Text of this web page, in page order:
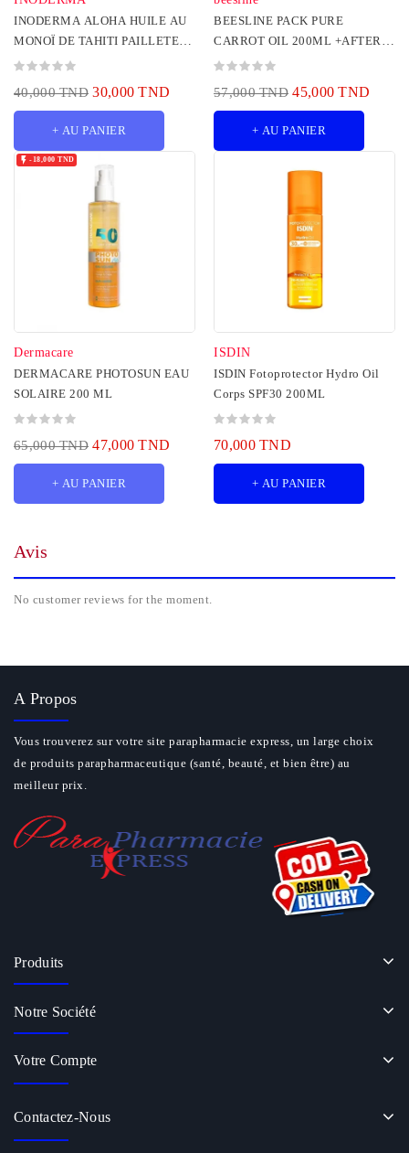
INODERMA ALOHA HUILE AU
MONOÏ DE TAHITI PAILLETEE
GOLD SPRAY 150ML
40,000 TND 30,000 TND
+ AU PANIER
BEESLINE PACK PURE
CARROT OIL 200ML +AFTER
SUN 200ML OFFERT
57,000 TND 45,000 TND
+ AU PANIER
-18,000 TND
Dermacare
DERMACARE PHOTOSUN EAU
SOLAIRE 200 ML
65,000 TND 47,000 TND
+ AU PANIER
ISDIN
ISDIN Fotoprotector Hydro Oil
Corps SPF30 200ML
70,000 TND
+ AU PANIER
Avis
No customer reviews for the moment.
A Propos
Vous trouverez sur votre site parapharmacie express, un large choix
de produits parapharmaceutique (santé, beauté, et bien être) au
meilleur prix.
Produits
Notre Société
Votre Compte
Contactez-Nous